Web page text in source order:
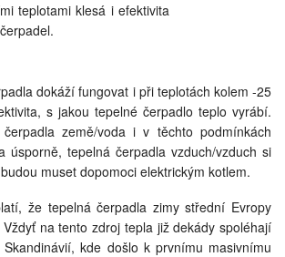
teplotami klesá i efektivita
dokáží fungovat i při teplotách kolem -25
s jakou tepelné čerpadlo teplo vyrábí.
země/voda i v těchto podmínkách
úsporně, tepelná čerpadla vzduch/vzduch si
muset dopomoci elektrickým kotlem.
že tepelná čerpadla zimy střední Evropy
na tento zdroj tepla již dekády spoléhají
kde došlo k prvnímu masivnímu